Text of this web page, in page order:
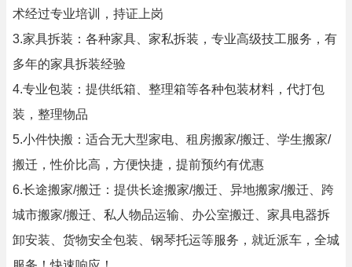
术经过专业培训，持证上岗
3.家具拆装：各种家具、家私拆装，专业高级技工服务，有
多年的家具拆装经验
4.专业包装：提供纸箱、整理箱等各种包装材料，代打包
装，整理物品
5.小件快搬：适合无大型家电、租房搬家/搬迁、学生搬家/
搬迁，性价比高，方便快捷，提前预约有优惠
6.长途搬家/搬迁：提供长途搬家/搬迁、异地搬家/搬迁、跨
城市搬家/搬迁、私人物品运输、办公室搬迁、家具电器拆
卸安装、货物安全包装、钢琴托运等服务，就近派车，全城